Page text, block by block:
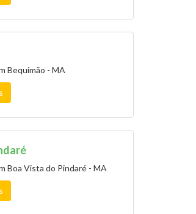
Bequimão - MA
Boa Vista do Pindaré - MA